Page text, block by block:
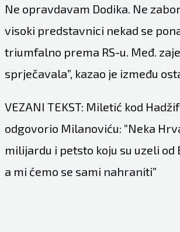
Ne opravdavam Dodika. Ne
visoki predstavnici nekad se
triumfalno prema RS-u. Međ.
sprječavala”, kazao je između
VEZANI TEKST: Miletić kod
odgovorio Milanoviću: “Neka
milijardu i petsto koju su uzeli od
a mi ćemo se sami nahraniti”